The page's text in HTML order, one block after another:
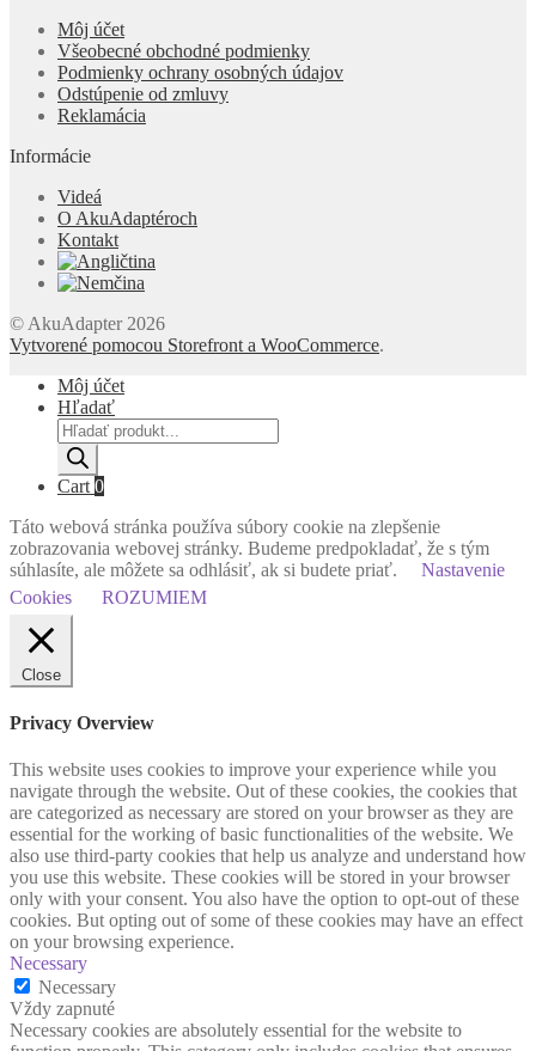
Môj účet
Všeobecné obchodné podmienky
Podmienky ochrany osobných údajov
Odstúpenie od zmluvy
Reklamácia
Informácie
Videá
O AkuAdaptéroch
Kontakt
© AkuAdapter 2026
Vytvorené pomocou Storefront a WooCommerce.
Môj účet
Hľadať
Products
search
Cart 0
Táto webová stránka používa súbory cookie na zlepšenie
zobrazovania webovej stránky. Budeme predpokladať, že s tým
súhlasíte, ale môžete sa odhlásiť, ak si budete priať.
Nastavenie
Cookies
ROZUMIEM
Close
Privacy Overview
This website uses cookies to improve your experience while you
navigate through the website. Out of these cookies, the cookies that
are categorized as necessary are stored on your browser as they are
essential for the working of basic functionalities of the website. We
also use third-party cookies that help us analyze and understand how
you use this website. These cookies will be stored in your browser
only with your consent. You also have the option to opt-out of these
cookies. But opting out of some of these cookies may have an effect
on your browsing experience.
Necessary
Necessary
Vždy zapnuté
Necessary cookies are absolutely essential for the website to